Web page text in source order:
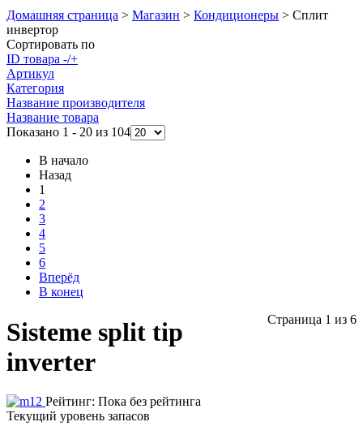
Домашняя страница > Магазин > Кондиционеры > Сплит
инвертор
Сортировать по
ID товара -/+
Артикул
Категория
Название производителя
Название товара
Показано 1 - 20 из 104
В начало
Назад
1
2
3
4
5
6
Вперёд
В конец
Страница 1 из 6
Sisteme split tip
inverter
Рейтинг: Пока без рейтинга
Текущий уровень запасов